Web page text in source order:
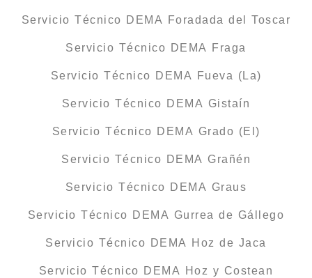
Servicio Técnico DEMA Foradada del Toscar
Servicio Técnico DEMA Fraga
Servicio Técnico DEMA Fueva (La)
Servicio Técnico DEMA Gistaín
Servicio Técnico DEMA Grado (El)
Servicio Técnico DEMA Grañén
Servicio Técnico DEMA Graus
Servicio Técnico DEMA Gurrea de Gállego
Servicio Técnico DEMA Hoz de Jaca
Servicio Técnico DEMA Hoz y Costean